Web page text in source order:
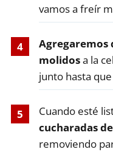
vamos a freír
Agregaremos
molidosa la
junto hasta
Cuando esté
cucharadas
removiendo